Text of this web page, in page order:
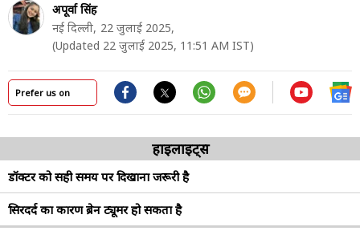
अपूर्वा सिंह
नई दिल्ली, 22 जुलाई 2025,
(Updated 22 जुलाई 2025, 11:51 AM IST)
Prefer us on
हाइलाइट्स
डॉक्टर को सही समय पर दिखाना जरूरी है
सिरदर्द का कारण ब्रेन ट्यूमर हो सकता है